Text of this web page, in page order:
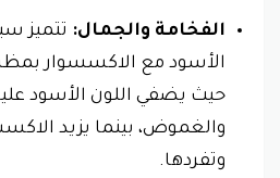
الفخامة والجمال: تتميز
الأسود مع الاكسسوار
حيث يضفي اللون الأسود
والغموض، بينما يزيد
وتفردها.